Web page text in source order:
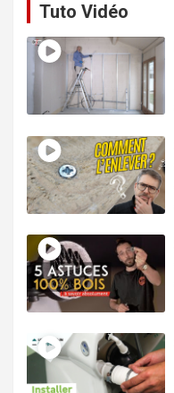
Tuto Vidéo